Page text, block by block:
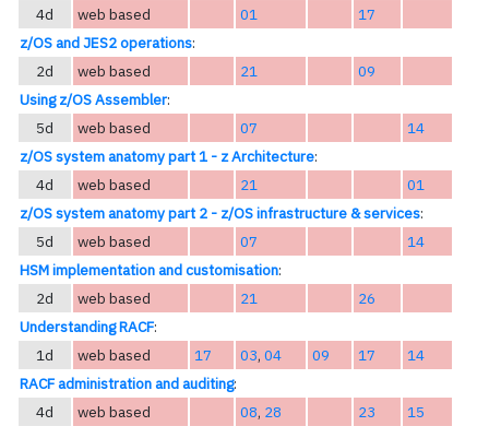
4d
web based 01
17
z/OS and JES2 operations:
2d
web based 21
09
Using z/OS Assembler:
5d
web based 07
14
z/OS system anatomy part 1 - z Architecture:
4d
web based 21
01
z/OS system anatomy part 2 - z/OS infrastructure & services:
5d
web based 07
14
HSM implementation and customisation:
2d
web based 21
26
Understanding RACF:
1d
web based 17 03, 04 09 17
14
RACF administration and auditing:
4d
web based 08, 28 23
15